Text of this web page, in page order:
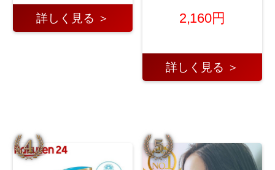
詳しく見る ＞ 2,160円
詳しく見る ＞